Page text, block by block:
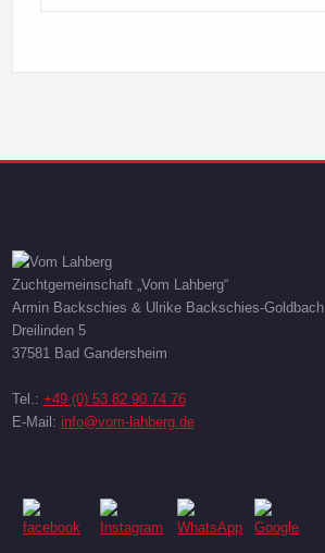
Zuchtgemeinschaft „Vom Lahberg“
Armin Backschies & Ulrike Backschies-Goldbach
Dreilinden 5
37581 Bad Gandersheim
Tel.: +49 (0) 53 82 90 74 76
E-Mail: info@vom-lahberg.de